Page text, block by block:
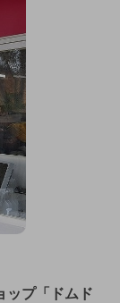
ップ「ドムド